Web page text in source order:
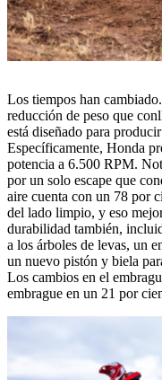
Los tiempos han
reducción de peso que
está diseñado para
Específicamente, Honda
potencia a 6.500 RPM.
por un solo escape que
aire cuenta con un 78 por
del lado limpio, y eso
durabilidad también,
a los árboles de levas, un
un nuevo pistón y biela
Los cambios en el
embrague en un 21 por